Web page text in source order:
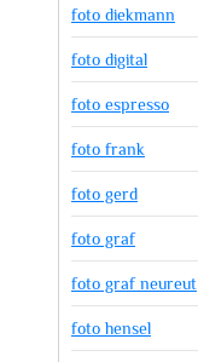
foto diekmann
foto digital
foto espresso
foto frank
foto gerd
foto graf
foto graf neureut
foto hensel